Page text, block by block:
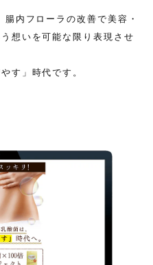
内フローラの改善で美容・
想いを可能な限り表現させ
す」時代です。